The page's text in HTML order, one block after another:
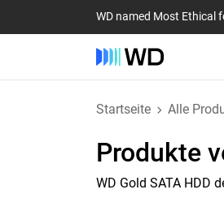
WD named Most Ethical
Startseite Alle
Produkte
WD Gold SATA HDD